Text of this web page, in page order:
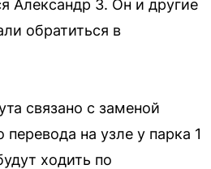
Александр З. Он и другие
обратиться в
связано с заменой
перевода на узле у парка 1
ходить по